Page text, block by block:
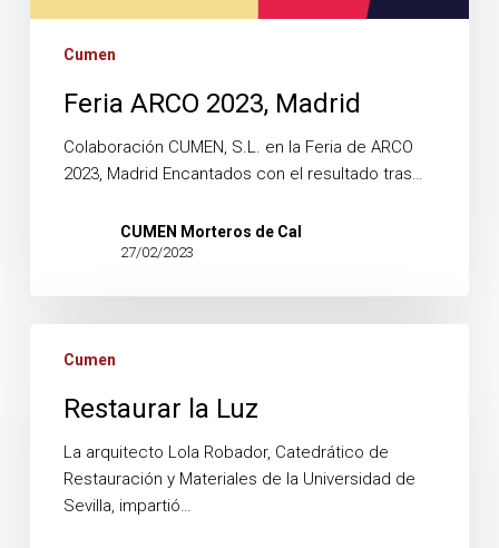
Cumen
Feria ARCO 2023, Madrid
Colaboración CUMEN, S.L. en la Feria de ARCO
2023, Madrid Encantados con el resultado tras…
CUMEN Morteros de Cal
27/02/2023
Cumen
Restaurar la Luz
La arquitecto Lola Robador, Catedrático de
Restauración y Materiales de la Universidad de
Sevilla, impartió…